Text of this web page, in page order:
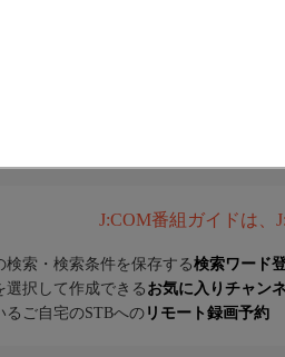
J:COM番組ガイドは、
検索・検索条件を保存する検索ワード
選択して作成できる お気に入りチャン
るご自宅のSTBへの リモート録画予約